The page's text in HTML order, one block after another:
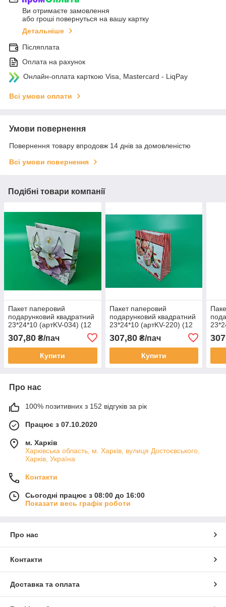
Ви отримаєте замовлення
або гроші повернуться на вашу картку
Детальніше
Післяплата
Оплата на рахунок
Онлайн-оплата карткою Visa, Mastercard - LiqPay
Всі умови оплати
Умови повернення
Повернення товару впродовж 14 днів за домовленістю
Всі умови повернення
Подібні товари компанії
Пакет паперовий
подарунковий квадратний
23*24*10 (артKV-034) (12
307,80 ₴/пач
Купити
Пакет паперовий
подарунковий квадратний
23*24*10 (артKV-220) (12
307,80₴/пач
Купити
Про нас
100% позитивних з 152 відгуків за рік
Працює з 07.10.2020
м. Харків
Харківська область, м. Харків, вулиця Достоєвського,
Харків, Україна
Контакти
Сьогодні працює з 08:00 до 16:00
Показати весь графік роботи
Про нас
Контакти
Доставка та оплата